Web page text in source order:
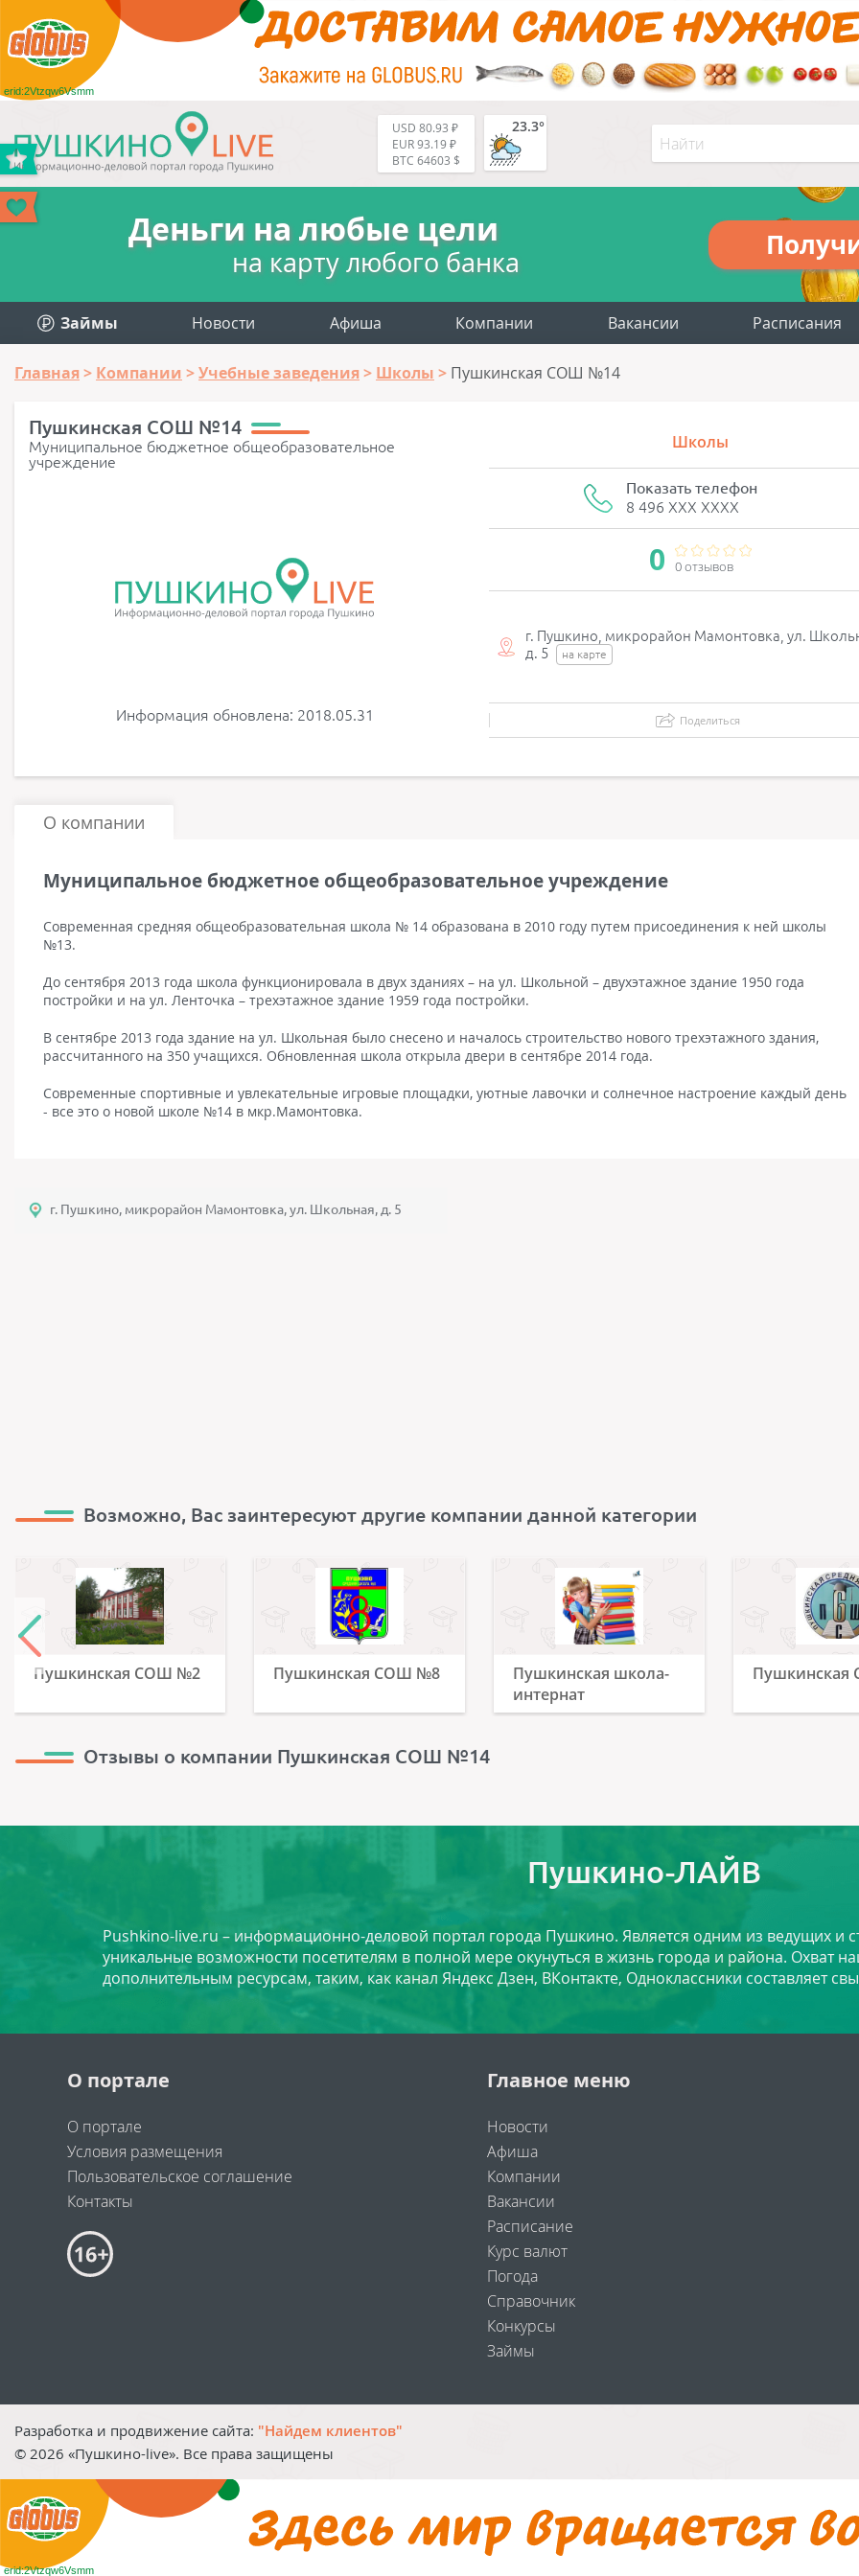
erid:2Vtzqw6Vsmm
USD 80.93 ₽
EUR 93.19 ₽
BTC 64603 $
23.3°
Деньги на любые цели
на карту любого банка
Займы Новости Афиша Компании Вакансии Расписания
Главная Компании Учебные заведения Школы Пушкинская СОШ №14
Пушкинская СОШ №14
Муниципальное бюджетное общеобразовательное
учреждение
Информация обновлена: 2018.05.31
Школы
Показать телефон
8 496 XXX XXXX
0 0 отзывов
г. Пушкино, микрорайон Мамонтовка, ул.
д. 5
на карте
Поделиться
О компании
Муниципальное бюджетное общеобразовательное учреждение
Современная средняя общеобразовательная школа № 14 образована в 2010 году путем присоединения к ней школы
№13.
До сентября 2013 года школа функционировала в двух зданиях – на ул. Школьной – двухэтажное здание 1950 года
постройки и на ул. Ленточка – трехэтажное здание 1959 года постройки.
В сентябре 2013 года здание на ул. Школьная было снесено и началось строительство нового трехэтажного здания,
рассчитанного на 350 учащихся. Обновленная школа открыла двери в сентябре 2014 года.
Современные спортивные и увлекательные игровые площадки, уютные лавочки и солнечное настроение каждый день
- все это о новой школе №14 в мкр.Мамонтовка.
г. Пушкино, микрорайон Мамонтовка, ул. Школьная, д. 5
Возможно, Вас заинтересуют другие компании данной категории
Пушкинская СОШ №2 Пушкинская СОШ №8
Пушкинская школа-
интернат
Отзывы о компании Пушкинская СОШ №14
Пушкино-ЛАЙВ
Pushkino-live.ru – информационно-деловой портал города Пушкино. Является одним из ведущих и
уникальные возможности посетителям в полной мере окунуться в жизнь города и района. Охват
дополнительным ресурсам, таким, как канал Яндекс Дзен, ВКонтакте, Одноклассники составляет
О портале
О портале
Условия размещения
Пользовательское соглашение
Контакты
Главное меню
Новости
Афиша
Компании
Вакансии
Расписание
Курс валют
Погода
Справочник
Конкурсы
Займы
Разработка и продвижение сайта: "Найдем клиентов"
© 2026 «Пушкино-live». Все права защищены
erid:2Vtzqw6Vsmm